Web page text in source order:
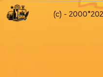
(c) -